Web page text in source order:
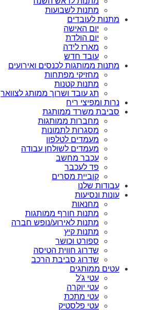
מתנות לשבועות
מתנות לעובדים
יום האישה
יום הולדת
מארז לידה
עובד חדש
מתנות ממותגות לכנסים ואירועים
מחזיקי מפתחות
מתנות קטנות
תג עובד ושרוך ממותג לצוואר
נרות ומפיצי ריח
סביבת משרד ממותגת
מחברות ממותגות
מסגרות לתמונות
מעמדים לטלפון
מעמדים לשולחן עבודה
עכבר מחשב
פד לעכבר
קוביית מסרים
עבודות שלנו
עונות ונסיעות
מחנאות
מתנות חורף ממותגות
מתנות לאירוע/נופש חברה
מתנות קיץ
ספורט וכושר
שדרוג חווית הטיסה
שדרוג סביבת הרכב
עטים ממותגים
עטי ג'ל
עטי יוקרה
עטי מתכת
עטי פלסטיק